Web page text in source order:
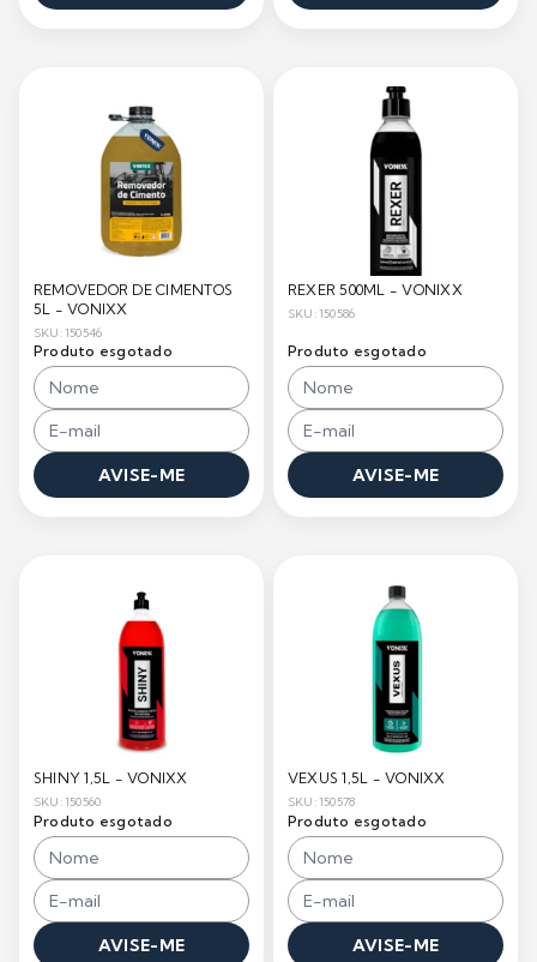
REMOVEDOR DE CIMENTOS
5L - VONIXX
SKU: 150546
Produto esgotado
AVISE-ME
REXER 500ML - VONIXX
SKU: 150586
Produto esgotado
AVISE-ME
SHINY 1,5L - VONIXX
SKU: 150560
Produto esgotado
AVISE-ME
VEXUS 1,5L - VONIXX
SKU: 150578
Produto esgotado
AVISE-ME